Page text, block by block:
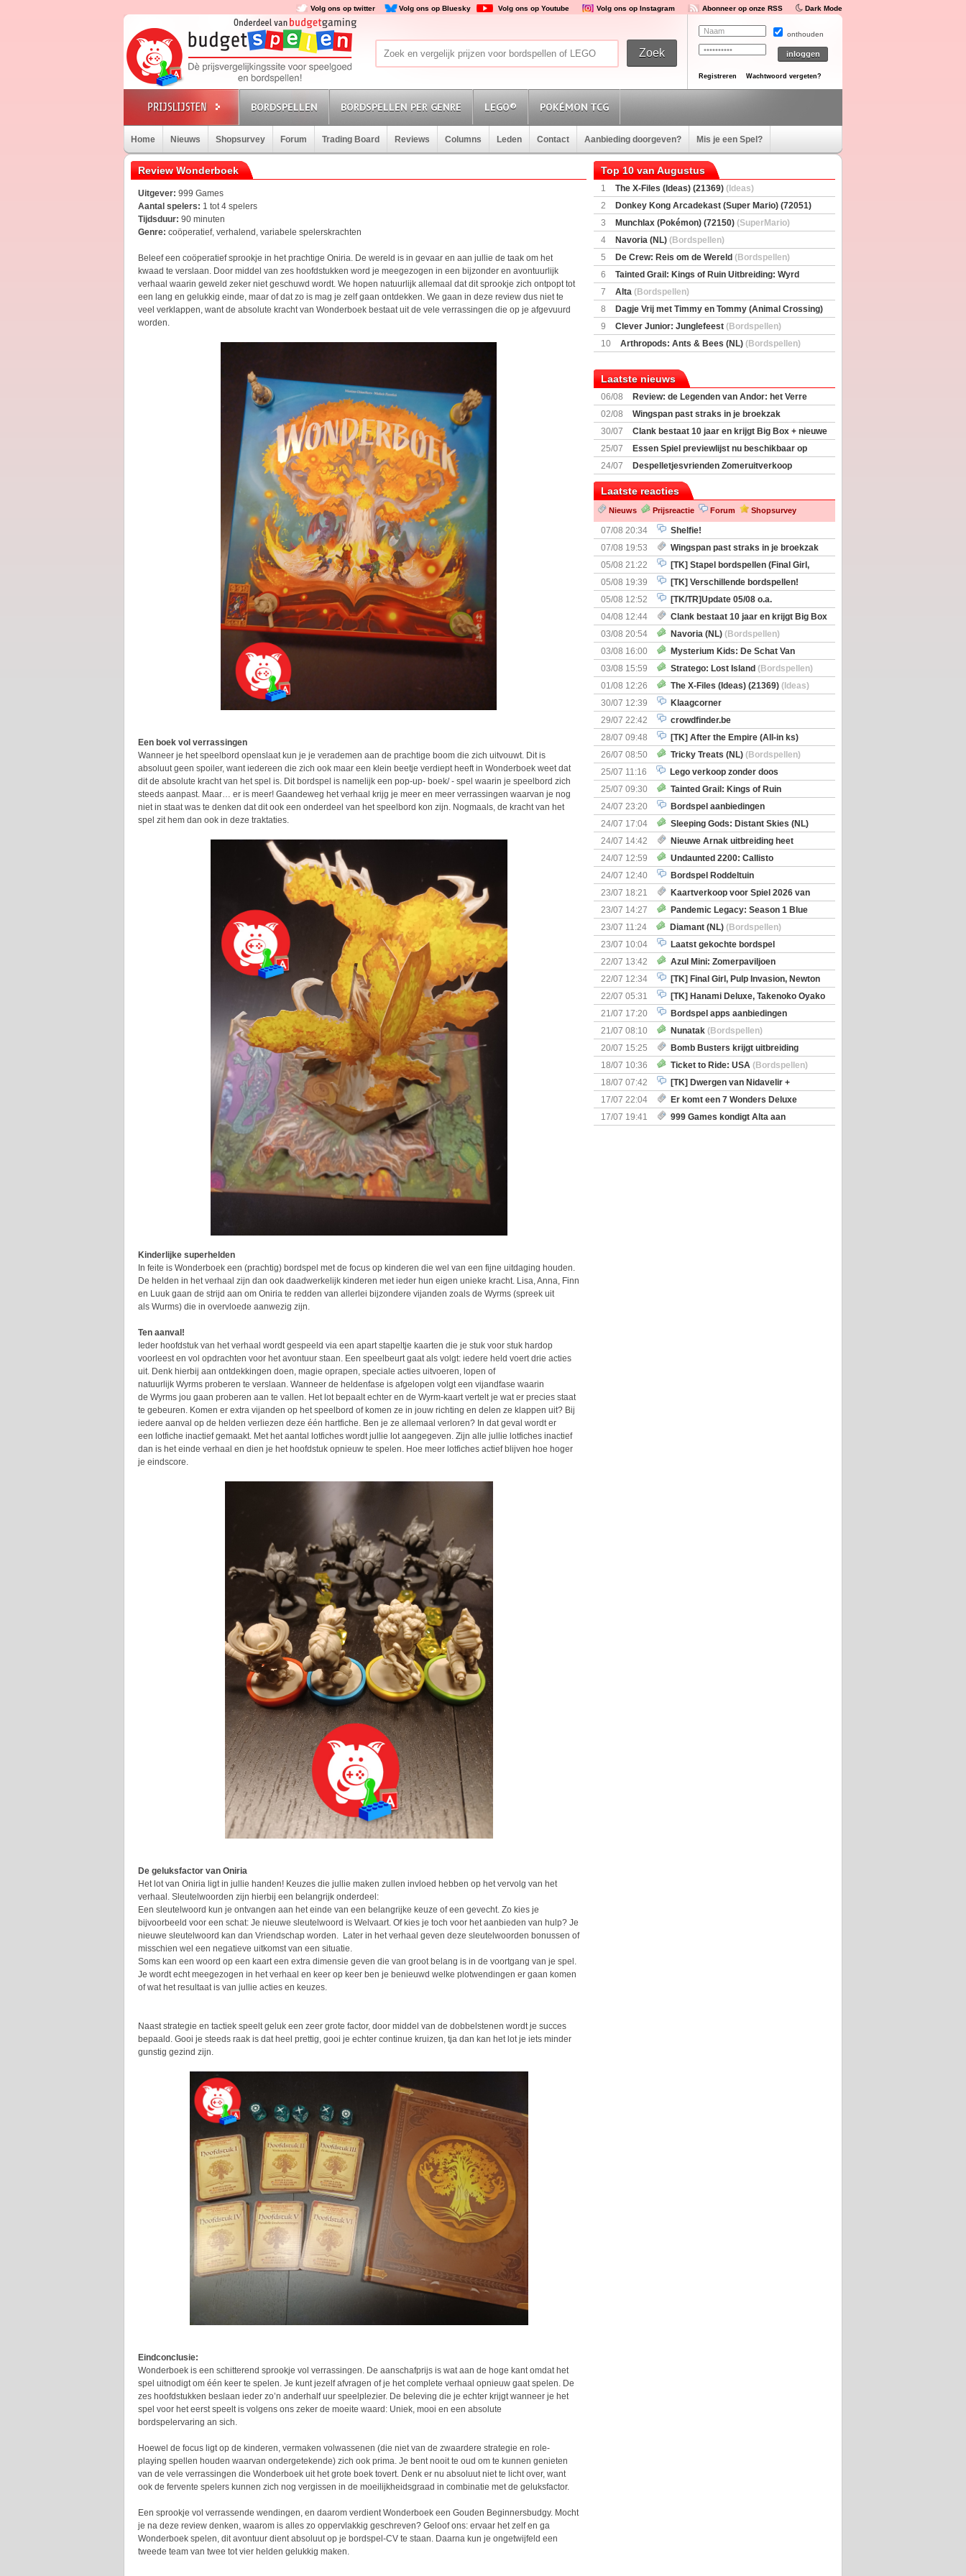
Volg ons op twitter Volg ons op Bluesky Volg ons op Youtube Volg ons op Instagram Abonneer op onze RSS Dark Mode
onthouden
Registreren Wachtwoord vergeten?
BORDSPELLEN BORDSPELLEN PER GENRE LEGO® POKÉMON TCG
Home Nieuws Shopsurvey Forum Trading Board Reviews Columns Leden Contact Aanbieding doorgeven? Mis je een Spel?
Review Wonderboek
Uitgever: 999 Games
Aantal spelers: 1 tot 4 spelers
Tijdsduur: 90 minuten
Genre: coöperatief, verhalend, variabele spelerskrachten
Beleef een coöperatief sprookje in het prachtige Oniria. De wereld is in gevaar en aan jullie de taak om het
kwaad te verslaan. Door middel van zes hoofdstukken word je meegezogen in een bijzonder en avontuurlijk
verhaal waarin geweld zeker niet geschuwd wordt. We hopen natuurlijk allemaal dat dit sprookje zich ontpopt tot
een lang en gelukkig einde, maar of dat zo is mag je zelf gaan ontdekken. We gaan in deze review dus niet te
veel verklappen, want de absolute kracht van Wonderboek bestaat uit de vele verrassingen die op je afgevuurd
worden.
Een boek vol verrassingen
Wanneer je het speelbord openslaat kun je je verademen aan de prachtige boom die zich uitvouwt. Dit is
absoluut geen spoiler, want iedereen die zich ook maar een klein beetje verdiept heeft in Wonderboek weet dat
dit de absolute kracht van het spel is. Dit bordspel is namelijk een pop-up- boek/ - spel waarin je speelbord zich
steeds aanpast. Maar… er is meer! Gaandeweg het verhaal krijg je meer en meer verrassingen waarvan je nog
niet in staat was te denken dat dit ook een onderdeel van het speelbord kon zijn. Nogmaals, de kracht van het
spel zit hem dan ook in deze traktaties.
Kinderlijke superhelden
In feite is Wonderboek een (prachtig) bordspel met de focus op kinderen die wel van een fijne uitdaging houden.
De helden in het verhaal zijn dan ook daadwerkelijk kinderen met ieder hun eigen unieke kracht. Lisa, Anna, Finn
en Luuk gaan de strijd aan om Oniria te redden van allerlei bijzondere vijanden zoals de Wyrms (spreek uit
als Wurms) die in overvloede aanwezig zijn.
Ten aanval!
Ieder hoofdstuk van het verhaal wordt gespeeld via een apart stapeltje kaarten die je stuk voor stuk hardop
voorleest en vol opdrachten voor het avontuur staan. Een speelbeurt gaat als volgt: iedere held voert drie acties
uit. Denk hierbij aan ontdekkingen doen, magie oprapen, speciale acties uitvoeren, lopen of
natuurlijk Wyrms proberen te verslaan. Wanneer de heldenfase is afgelopen volgt een vijandfase waarin
de Wyrms jou gaan proberen aan te vallen. Het lot bepaalt echter en de Wyrm-kaart vertelt je wat er precies staat
te gebeuren. Komen er extra vijanden op het speelbord of komen ze in jouw richting en delen ze klappen uit? Bij
iedere aanval op de helden verliezen deze één hartfiche. Ben je ze allemaal verloren? In dat geval wordt er
een lotfiche inactief gemaakt. Met het aantal lotfiches wordt jullie lot aangegeven. Zijn alle jullie lotfiches inactief
dan is het einde verhaal en dien je het hoofdstuk opnieuw te spelen. Hoe meer lotfiches actief blijven hoe hoger
je eindscore.
De geluksfactor van Oniria
Het lot van Oniria ligt in jullie handen! Keuzes die jullie maken zullen invloed hebben op het vervolg van het
verhaal. Sleutelwoorden zijn hierbij een belangrijk onderdeel:
Een sleutelwoord kun je ontvangen aan het einde van een belangrijke keuze of een gevecht. Zo kies je
bijvoorbeeld voor een schat: Je nieuwe sleutelwoord is Welvaart. Of kies je toch voor het aanbieden van hulp? Je
nieuwe sleutelwoord kan dan Vriendschap worden. Later in het verhaal geven deze sleutelwoorden bonussen of
misschien wel een negatieve uitkomst van een situatie.
Soms kan een woord op een kaart een extra dimensie geven die van groot belang is in de voortgang van je spel.
Je wordt echt meegezogen in het verhaal en keer op keer ben je benieuwd welke plotwendingen er gaan komen
of wat het resultaat is van jullie acties en keuzes.
Naast strategie en tactiek speelt geluk een zeer grote factor, door middel van de dobbelstenen wordt je succes
bepaald. Gooi je steeds raak is dat heel prettig, gooi je echter continue kruizen, tja dan kan het lot je iets minder
gunstig gezind zijn.
Eindconclusie:
Wonderboek is een schitterend sprookje vol verrassingen. De aanschafprijs is wat aan de hoge kant omdat het
spel uitnodigt om één keer te spelen. Je kunt jezelf afvragen of je het complete verhaal opnieuw gaat spelen. De
zes hoofdstukken beslaan ieder zo’n anderhalf uur speelplezier. De beleving die je echter krijgt wanneer je het
spel voor het eerst speelt is volgens ons zeker de moeite waard: Uniek, mooi en een absolute
bordspelervaring an sich.
Hoewel de focus ligt op de kinderen, vermaken volwassenen (die niet van de zwaardere strategie en role-
playing spellen houden waarvan ondergetekende) zich ook prima. Je bent nooit te oud om te kunnen genieten
van de vele verrassingen die Wonderboek uit het grote boek tovert. Denk er nu absoluut niet te licht over, want
ook de fervente spelers kunnen zich nog vergissen in de moeilijkheidsgraad in combinatie met de geluksfactor.
Een sprookje vol verrassende wendingen, en daarom verdient Wonderboek een Gouden Beginnersbudgy. Mocht
je na deze review denken, waarom is alles zo oppervlakkig geschreven? Geloof ons: ervaar het zelf en ga
Wonderboek spelen, dit avontuur dient absoluut op je bordspel-CV te staan. Daarna kun je ongetwijfeld een
tweede team van twee tot vier helden gelukkig maken.
Top 10 van Augustus
1 The X-Files (Ideas) (21369) (Ideas)
2
Donkey Kong Arcadekast (Super Mario) (72051)
(SuperMario)
3 Munchlax (Pokémon) (72150) (SuperMario)
4
Navoria (NL) (Bordspellen)
5
De Crew: Reis om de Wereld (Bordspellen)
6
Tainted Grail: Kings of Ruin Uitbreiding: Wyrd
Encounters(Bordspellen)
7 Alta (Bordspellen)
8
Dagje Vrij met Timmy en Tommy (Animal Crossing)
(77059)(Ideas)
9 Clever Junior: Junglefeest (Bordspellen)
10
Arthropods: Ants & Bees (NL) (Bordspellen)
Laatste nieuws
06/08
Review: de Legenden van Andor: het Verre
Land
02/08
Wingspan past straks in je broekzak
30/07
Clank bestaat 10 jaar en krijgt Big Box + nieuwe
uitbreiding
25/07
Essen Spiel previewlijst nu beschikbaar op
Boardgamegeek
24/07
Despelletjesvrienden Zomeruitverkoop
Laatste reacties
Nieuws Prijsreactie Forum Shopsurvey
07/08 20:34
Shelfie!
07/08 19:53
Wingspan past straks in je broekzak
05/08 21:22
[TK] Stapel bordspellen (Final Girl,
Nemesis Retaliation, Zombicide Invader)
05/08 19:39
[TK] Verschillende bordspellen!
05/08 12:52
[TK/TR]Update 05/08 o.a.
Prijsverlagingen, Imperium Horizons, 20 Strong
04/08 12:44
Clank bestaat 10 jaar en krijgt Big Box
+ nieuwe uitbreiding
03/08 20:54 Navoria (NL) (Bordspellen)
03/08 16:00
Mysterium Kids: De Schat Van
Kapitein Boe
(Bordspellen)
03/08 15:59 Stratego: Lost Island (Bordspellen)
01/08 12:26
The X-Files (Ideas) (21369) (Ideas)
30/07 12:39
Klaagcorner
29/07 22:42
crowdfinder.be
28/07 09:48
[TK] After the Empire (All-in ks)
26/07 08:50
Tricky Treats (NL) (Bordspellen)
25/07 11:16
Lego verkoop zonder doos
25/07 09:30
Tainted Grail: Kings of Ruin
Uitbreiding: Wyrd Encounters(Bordspellen)
24/07 23:20
Bordspel aanbiedingen
24/07 17:04
Sleeping Gods: Distant Skies (NL)
(Bordspellen)
24/07 14:42
Nieuwe Arnak uitbreiding heet
Surprise Shipments
24/07 12:59
Undaunted 2200: Callisto
(Bordspellen)
24/07 12:40
Bordspel Roddeltuin
23/07 18:21
Kaartverkoop voor Spiel 2026 van
start
23/07 14:27
Pandemic Legacy: Season 1 Blue
(Bordspellen)
23/07 11:24 Diamant (NL) (Bordspellen)
23/07 10:04
Laatst gekochte bordspel
22/07 13:42
Azul Mini: Zomerpaviljoen
(Bordspellen)
22/07 12:34
[TK] Final Girl, Pulp Invasion, Newton
& Great Discoveries
22/07 05:31
[TK] Hanami Deluxe, Takenoko Oyako
bigbox
21/07 17:20
Bordspel apps aanbiedingen
21/07 08:10
Nunatak (Bordspellen)
20/07 15:25
Bomb Busters krijgt uitbreiding
genaamd Pro Kit
18/07 10:36 Ticket to Ride: USA (Bordspellen)
18/07 07:42
[TK] Dwergen van Nidavelir +
Sherlock Holmes Consulting Detective
17/07 22:04
Er komt een 7 Wonders Deluxe
Monsterbox
17/07 19:41 999 Games kondigt Alta aan